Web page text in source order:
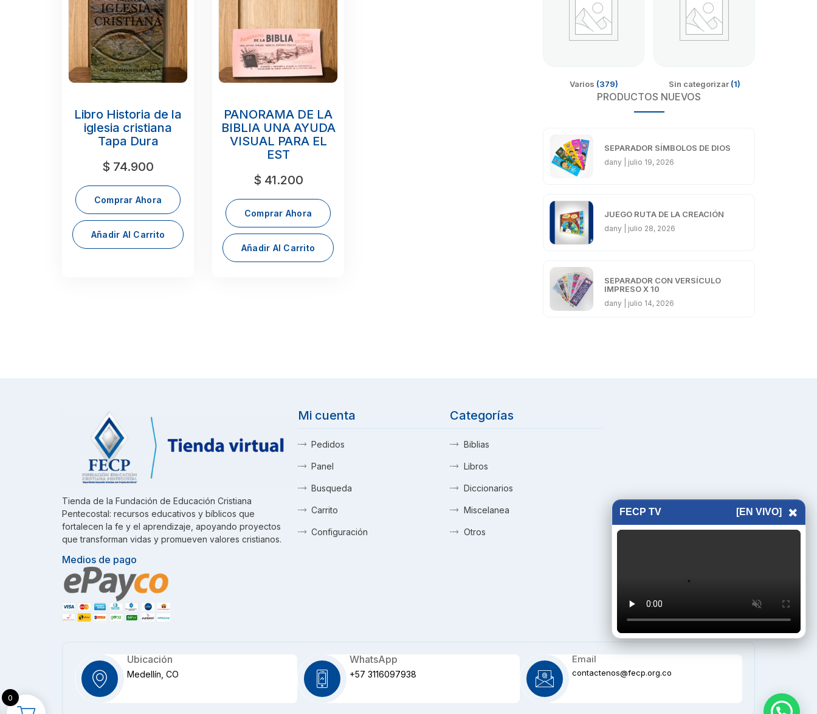
FECP TV [EN VIVO] ×
Libro Historia de la
iglesia cristiana
Tapa Dura
$ 74.900
Comprar Ahora
Añadir Al Carrito
PANORAMA DE LA
BIBLIA UNA AYUDA
VISUAL PARA EL
EST
$ 41.200
Comprar Ahora
Añadir Al Carrito
Varios (379) Sin categorizar (1)
PRODUCTOS NUEVOS
SEPARADOR SÍMBOLOS DE DIOS
dany julio 19, 2026
JUEGO RUTA DE LA CREACIÓN
dany julio 28, 2026
SEPARADOR CON VERSÍCULO
IMPRESO X 10
dany julio 14, 2026
Tienda de la Fundación de Educación Cristiana
Pentecostal: recursos educativos y bíblicos que
fortalecen la fe y el aprendizaje, apoyando proyectos
que transforman vidas y promueven valores cristianos.
Medios de pago
Mi cuenta
Pedidos
Panel
Busqueda
Carrito
Configuración
Categorías
Biblias
Libros
Diccionarios
Miscelanea
Otros
Ubicación
Medellín, CO
WhatsApp
+57 3116097938
Email
contactenos@fecp.org.co
0